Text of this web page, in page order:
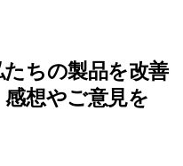
ちの製品を改善
想やご意見を